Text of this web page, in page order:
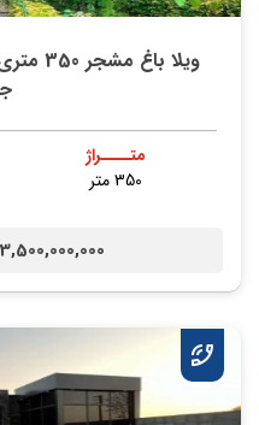
ویلا
متــــراژ
350 متر
3,500,000,000 تومان /